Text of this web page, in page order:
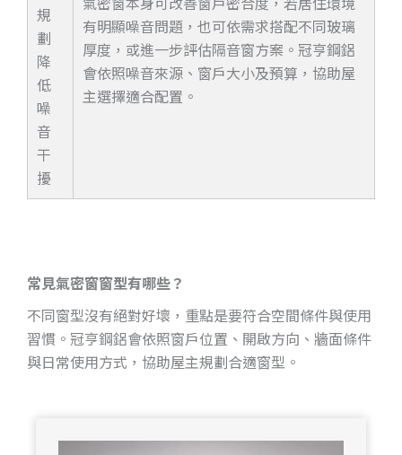
規
劃
降
低
噪
音
干
擾
有明顯噪音問題，也可依需求搭配不同玻璃
厚度，或進一步評估隔音窗方案。冠亨鋼鋁
會依照噪音來源、窗戶大小及預算，協助屋
主選擇適合配置。
常見氣密窗窗型有哪些？
不同窗型沒有絕對好壞，重點是要符合空間條件與使用
習慣。冠亨鋼鋁會依照窗戶位置、開啟方向、牆面條件
與日常使用方式，協助屋主規劃合適窗型。